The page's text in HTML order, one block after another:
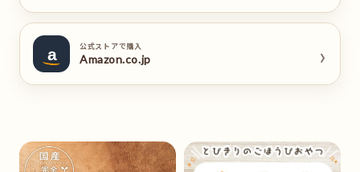
a 公式ストアで購入
Amazon.co.jp ›